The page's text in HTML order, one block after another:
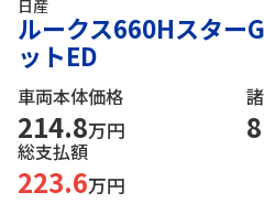
日産
ルークス660Hスター
ットED
車両本体価格
214.8万円
総支払額
223.6万円